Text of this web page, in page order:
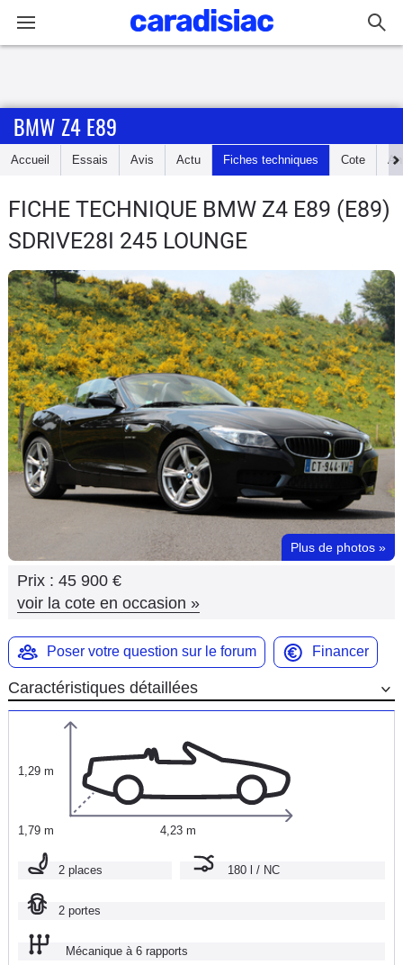
Accueil
Essais
Guide
d'achat
Electriques
Utilitaires
Flottes
Auto
Services
Moto
Marques
BMW Z4 E89
Accueil Essais Avis Actu Fiches techniques Cote
FICHE TECHNIQUE BMW Z4 E89 (E89)
SDRIVE28I 245 LOUNGE
Plus de photos »
Prix : 45 900 €
voir la cote en occasion »
Poser votre question sur le forum Financer
Caractéristiques détaillées
1,29 m
1,79 m 4,23 m
2 places 180 l / NC
2 portes
Mécanique à 6 rapports